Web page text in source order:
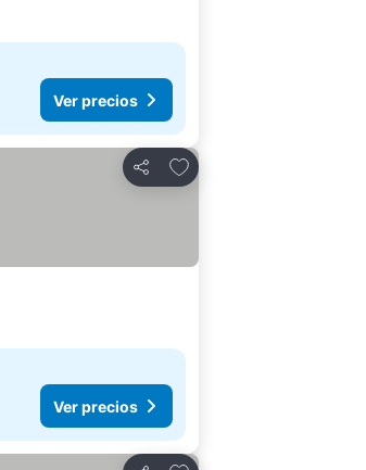
Ver precios
Compartir
Añadir a favoritos
Ver precios